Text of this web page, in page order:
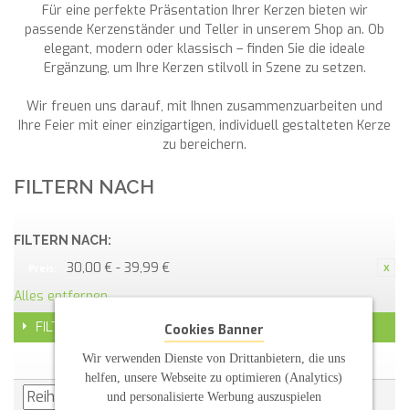
Für eine perfekte Präsentation Ihrer Kerzen bieten wir
passende Kerzenständer und Teller in unserem Shop an. Ob
elegant, modern oder klassisch – finden Sie die ideale
Ergänzung, um Ihre Kerzen stilvoll in Szene zu setzen.
Wir freuen uns darauf, mit Ihnen zusammenzuarbeiten und
Ihre Feier mit einer einzigartigen, individuell gestalteten Kerze
zu bereichern.
FILTERN NACH
FILTERN NACH:
30,00 € - 39,99 €
Alles entfernen
FILTER Cookies Banner
Wir verwenden Dienste von Drittanbietern, die uns
helfen, unsere Webseite zu optimieren (Analytics)
und personalisierte Werbung auszuspielen